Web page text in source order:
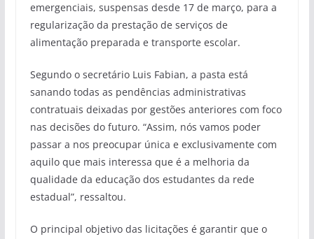
emergenciais, suspensas desde 17 de março, para a
regularização da prestação de serviços de
alimentação preparada e transporte escolar.
Segundo o secretário Luis Fabian, a pasta está
sanando todas as pendências administrativas
contratuais deixadas por gestões anteriores com foco
nas decisões do futuro. “Assim, nós vamos poder
passar a nos preocupar única e exclusivamente com
aquilo que mais interessa que é a melhoria da
qualidade da educação dos estudantes da rede
estadual”, ressaltou.
O principal objetivo das licitações é garantir que o